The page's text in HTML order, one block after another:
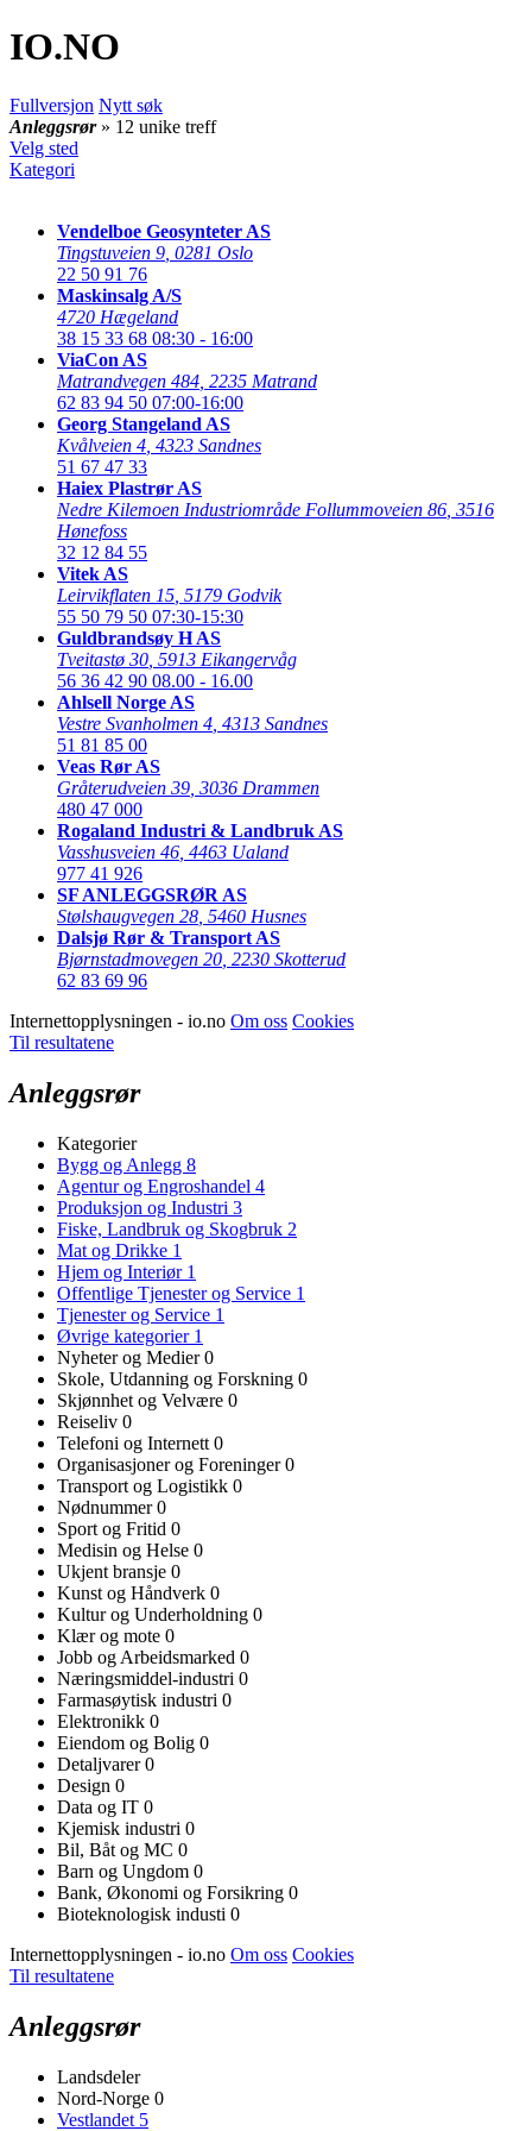
IO.NO
Fullversjon Nytt søk
Anleggsrør » 12 unike treff
Velg sted
Kategori
Vendelboe Geosynteter AS
Tingstuveien 9 0281 Oslo
22 50 91 76
Maskinsalg A/S
4720 Hægeland
38 15 33 68 08:30 - 16:00
ViaCon AS
Matrandvegen 484 2235 Matrand
62 83 94 50 07:00-16:00
Georg Stangeland AS
Kvålveien 4 4323 Sandnes
51 67 47 33
Haiex Plastrør AS
Nedre Kilemoen Industriområde Follummoveien 86 3516
Hønefoss
32 12 84 55
Vitek AS
Leirvikflaten 15 5179 Godvik
55 50 79 50 07:30-15:30
Guldbrandsøy H AS
Tveitastø 30 5913 Eikangervåg
56 36 42 90 08.00 - 16.00
Ahlsell Norge AS
Vestre Svanholmen 4 4313 Sandnes
51 81 85 00
Veas Rør AS
Gråterudveien 39 3036 Drammen
480 47 000
Rogaland Industri & Landbruk AS
Vasshusveien 46 4463 Ualand
977 41 926
SF ANLEGGSRØR AS
Stølshaugvegen 28 5460 Husnes
Dalsjø Rør & Transport AS
Bjørnstadmovegen 20 2230 Skotterud
62 83 69 96
Internettopplysningen - io.no Om oss Cookies
Til resultatene
Anleggsrør
Kategorier
Bygg og Anlegg 8
Agentur og Engroshandel 4
Produksjon og Industri 3
Fiske, Landbruk og Skogbruk 2
Mat og Drikke 1
Hjem og Interiør 1
Offentlige Tjenester og Service 1
Tjenester og Service 1
Øvrige kategorier 1
Nyheter og Medier0
Skole, Utdanning og Forskning 0
Skjønnhet og Velvære 0
Reiseliv 0
Telefoni og Internett 0
Organisasjoner og Foreninger0
Transport og Logistikk 0
Nødnummer0
Sport og Fritid 0
Medisin og Helse 0
Ukjent bransje 0
Kunst og Håndverk 0
Kultur og Underholdning 0
Klær og mote 0
Jobb og Arbeidsmarked 0
Næringsmiddel-industri 0
Farmasøytisk industri 0
Elektronikk 0
Eiendom og Bolig 0
Detaljvarer0
Design 0
Data og IT 0
Kjemisk industri 0
Bil, Båt og MC 0
Barn og Ungdom 0
Bank, Økonomi og Forsikring 0
Bioteknologisk industi 0
Internettopplysningen - io.no Om oss Cookies
Til resultatene
Anleggsrør
Landsdeler
Nord-Norge 0
Vestlandet 5